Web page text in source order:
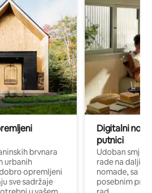
brvnara
urbanih
opremljeni
sve sadržaje
Digitalni
putnici
Udoban
rade na
nomade, sa
posebnim